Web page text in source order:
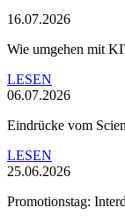
16.07.2026
Wie umgehen mit
LESEN
06.07.2026
Eindrücke vom
LESEN
25.06.2026
Promotionstag: